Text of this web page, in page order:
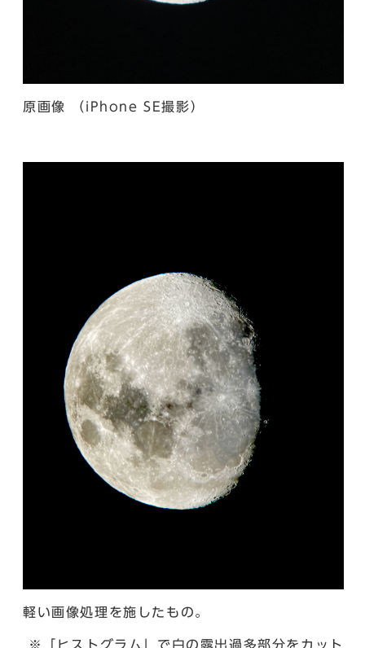
原画像 （iPhone SE撮影）
軽い画像処理を施したもの。
※「ヒストグラム」で白の露出過多部分をカット